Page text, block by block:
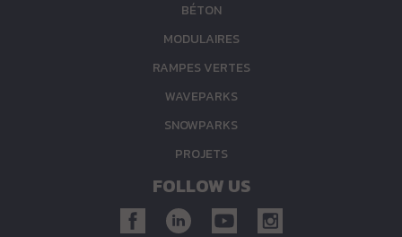
BÉTON
MODULAIRES
RAMPES VERTES
WAVEPARKS
SNOWPARKS
PROJETS
FOLLOW US